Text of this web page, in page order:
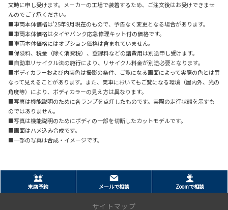
文時に申し受けます。メーカーの工場で装着するため、ご注文後はお受けできませ
んのでご了承ください。
■車両本体価格は'25年9月現在のもので、予告なく変更となる場合があります。
■車両本体価格はタイヤパンク応急修理キット付の価格です。
■車両本体価格にはオプション価格は含まれていません。
■保険料、税金（除く消費税）、登録料などの諸費用は別途申し受けます。
■自動車リサイクル法の施行により、リサイクル料金が別途必要となります。
■ボディカラーおよび内装色は撮影の条件、ご覧になる画面によって実際の色とは異
なって見えることがあります。また、実車においてもご覧になる環境（屋内外、光の
角度等）により、ボディカラーの見え方は異なります。
■写真は機能説明のために各ランプを点灯したものです。実際の走行状態を示すも
のではありません。
■写真は機能説明のためにボディの一部を切断したカットモデルです。
■画面はハメ込み合成です。
■一部の写真は合成・イメージです。
来店予約 メールで相談 Zoomで相談
サイトマップ